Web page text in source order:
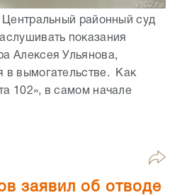
Центральный районный суд
показания
Алексея Ульянова,
в вымогательстве. Как
102», в самом начале
заявил об отводе